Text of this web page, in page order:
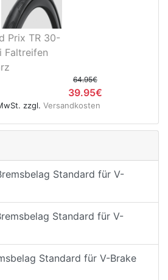
Prix TR 30-
Faltreifen
64.95€
39.95€
zzgl. Versandkosten
Standard für V-
Standard für V-
Standard für V-Brake